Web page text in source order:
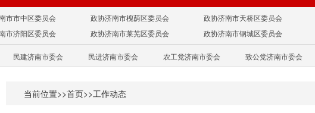
市市中区委员会 政协济南市槐荫区委员会 政协济南市天桥区委员会
市济阳区委员会 政协济南市莱芜区委员会 政协济南市钢城区委员会
民建济南市委会 民进济南市委会 农工党济南市委会 致公党济南市委会
当前位置>>首页>>工作动态